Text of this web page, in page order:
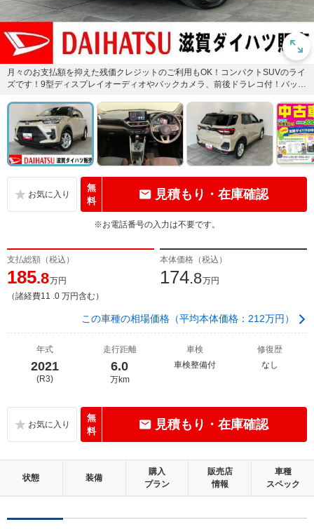
月々のお支払額を抑えた残価クレジットのご利用もOK！コンパクトSUVのライ
ズです！9型ディスプレイオーディオやバックカメラ、前後ドラレコ付！バッテ
無
料
見積もり・在庫確認
※お電話番号の入力は不要です。
支払総額（税込）
185.8万円
（諸経費11 .0 万円含む）
本体価格（税込）
174.8万円
この車種の相場価格（平均本体価格：212万円）
年式
2021
(R3)
走行距離
6.0
万km
車検
車検整備付
修復歴
なし
無
料
見積もり・在庫確認
状態 装備
購入
プラン
販売店
情報
車種
スペック